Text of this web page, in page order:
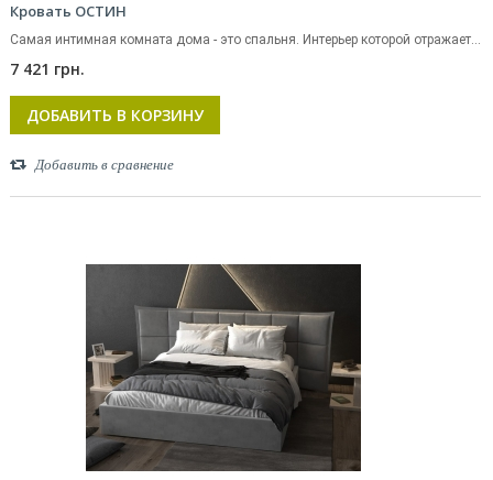
Кровать ОСТИН
Самая интимная комната дома - это спальня. Интерьер которой отражает...
7 421 грн.
ДОБАВИТЬ В КОРЗИНУ
Добавить в сравнение